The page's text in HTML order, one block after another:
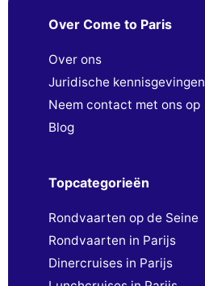
Over Come to Paris
Over ons
Juridische kennisgevingen
Neem contact met ons op
Blog
Topcategorieën
Rondvaarten op de Seine
Rondvaarten in Parijs
Dinercruises in Parijs